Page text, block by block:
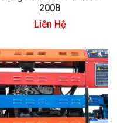
200B
Liên Hệ